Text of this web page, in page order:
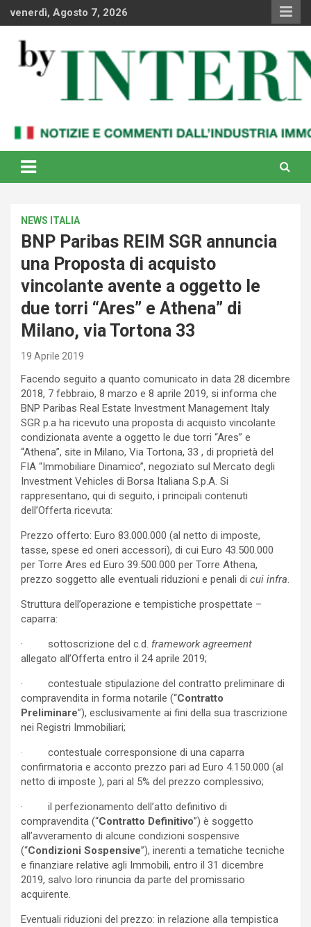
venerdì, Agosto 7, 2026
By Internews
internazionale
NEWS ITALIA
BNP Paribas REIM SGR annuncia
una Proposta di acquisto
vincolante avente a oggetto le
due torri “Ares” e Athena” di
Milano, via Tortona 33
19 Aprile 2019
Facendo seguito a quanto comunicato in data 28 dicembre
2018, 7 febbraio, 8 marzo e 8 aprile 2019, si informa che
BNP Paribas Real Estate Investment Management Italy
SGR p.a ha ricevuto una proposta di acquisto vincolante
condizionata avente a oggetto le due torri “Ares” e
“Athena”, site in Milano, Via Tortona, 33 , di proprietà del
FIA “Immobiliare Dinamico”, negoziato sul Mercato degli
Investment Vehicles di Borsa Italiana S.p.A. Si
rappresentano, qui di seguito, i principali contenuti
dell’Offerta ricevuta:
Prezzo offerto: Euro 83.000.000 (al netto di imposte,
tasse, spese ed oneri accessori), di cui Euro 43.500.000
per Torre Ares ed Euro 39.500.000 per Torre Athena,
prezzo soggetto alle eventuali riduzioni e penali di cui infra.
Struttura dell’operazione e tempistiche prospettate –
caparra:
· sottoscrizione del c.d. framework agreement
allegato all’Offerta entro il 24 aprile 2019;
· contestuale stipulazione del contratto preliminare di
compravendita in forma notarile (“Contratto
Preliminare”), esclusivamente ai fini della sua trascrizione
nei Registri Immobiliari;
· contestuale corresponsione di una caparra
confirmatoria e acconto prezzo pari ad Euro 4.150.000 (al
netto di imposte ), pari al 5% del prezzo complessivo;
· il perfezionamento dell’atto definitivo di
compravendita (“Contratto Definitivo”) è soggetto
all’avveramento di alcune condizioni sospensive
(“Condizioni Sospensive”), inerenti a tematiche tecniche
e finanziare relative agli Immobili, entro il 31 dicembre
2019, salvo loro rinuncia da parte del promissario
acquirente.
Eventuali riduzioni del prezzo: in relazione alla tempistica